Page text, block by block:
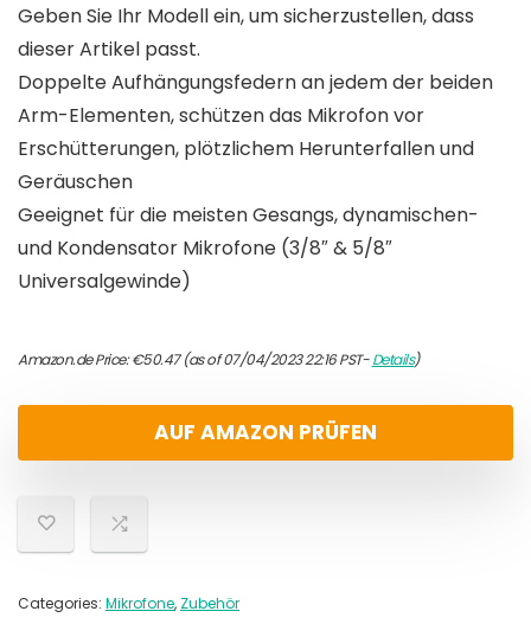
Geben Sie Ihr Modell ein, um sicherzustellen, dass
dieser Artikel passt.
Doppelte Aufhängungsfedern an jedem der beiden
Arm-Elementen, schützen das Mikrofon vor
Erschütterungen, plötzlichem Herunterfallen und
Geräuschen
Geeignet für die meisten Gesangs, dynamischen-
und Kondensator Mikrofone (3/8″ & 5/8″
Universalgewinde)
Amazon.de Price:€50.47(as of 07/04/2023 22:16 PST-Details)
AUF AMAZON PRÜFEN
Categories: Mikrofone, Zubehör